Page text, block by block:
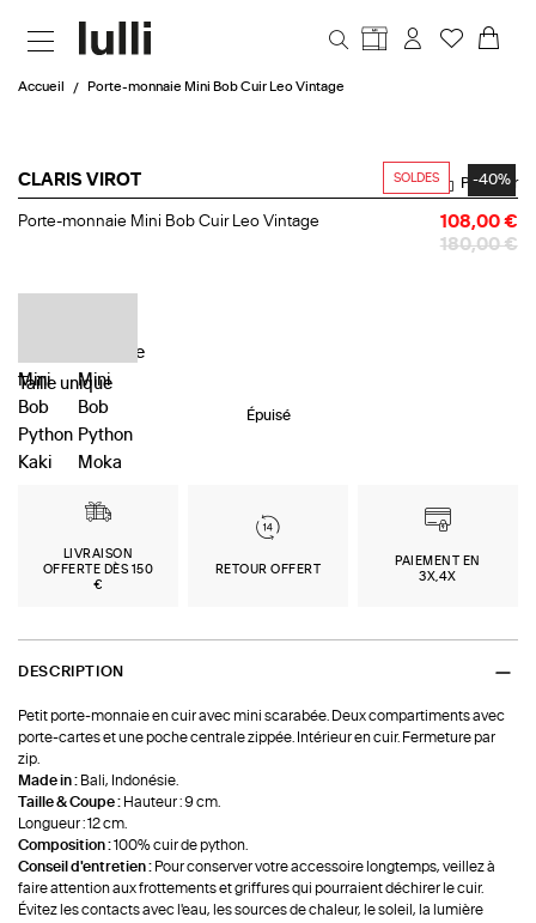
Accueil Porte-monnaie Mini Bob Cuir Leo Vintage
SOLDES -40%
CLARIS VIROT
Porte-
Cuir
Partager
Porte-monnaie Mini Bob Cuir Leo Vintage
180,00 €
108,00 €
Taille unique
Épuisé
LIVRAISON
OFFERTE DÈS 150
€
RETOUR OFFERT
PAIEMENT EN
3X,4X
DESCRIPTION
Petit porte-monnaie en cuir avec mini scarabée. Deux compartiments avec
porte-cartes et une poche centrale zippée. Intérieur en cuir. Fermeture par
zip.
Made in : Bali, Indonésie.
Taille & Coupe : Hauteur : 9 cm.
Longueur : 12 cm.
Composition :100% cuir de python.
Conseil d'entretien : Pour conserver votre accessoire longtemps, veillez à
faire attention aux frottements et griffures qui pourraient déchirer le cuir.
Évitez les contacts avec l'eau, les sources de chaleur, le soleil, la lumière